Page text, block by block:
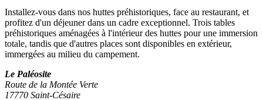
Installez-vous dans nos huttes préhistoriques, face au restaurant, et
profitez d'un déjeuner dans un cadre exceptionnel. Trois tables
préhistoriques aménagées à l'intérieur des huttes pour une immersion
totale, tandis que d'autres places sont disponibles en extérieur,
immergées au milieu du campement.
Le Paléosite
Route de la Montée Verte
17770 Saint-Césaire